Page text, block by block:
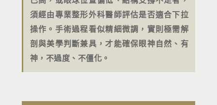
須經由專業整形外科醫師評估是否適合下拉
操作。手術過程看似精細微調，實則極需解
剖與美學判斷兼具，才能確保眼神自然、有
神，不過度、不僵化。